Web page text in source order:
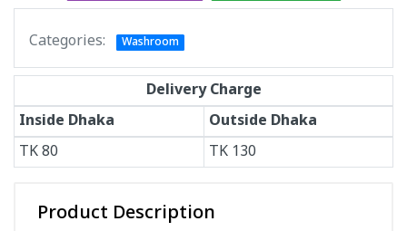
Categories: Washroom
Delivery Charge
Inside Dhaka
Outside Dhaka
TK80 TK 130
Product Description